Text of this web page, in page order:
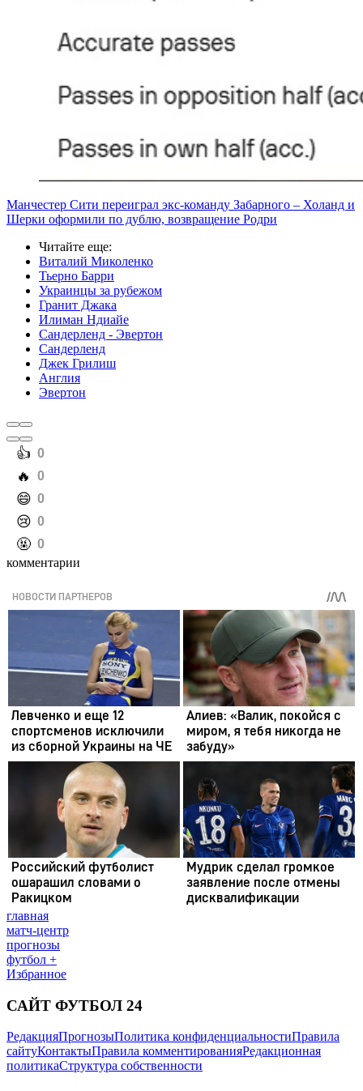
Манчестер Сити переиграл экс-команду Забарного – Холанд и
Шерки оформили по дублю, возвращение Родри
Читайте еще:
Виталий Миколенко
Тьерно Барри
Украинцы за рубежом
Гранит Джака
Илиман Ндиайе
Сандерленд - Эвертон
Сандерленд
Джек Грилиш
Англия
Эвертон
️👍 0
️🔥 0
️😄 0
️😢 0
️🤬 0
комментарии
главная
матч-центр
прогнозы
футбол +
Избранное
САЙТ ФУТБОЛ 24
РедакцияПрогнозыПолитика конфиденциальностиПравила
сайтуКонтактыПравила комментированияРедакционная
политикаСтруктура собственности